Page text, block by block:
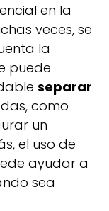
en la
veces, se
la
puede
separar
como
un
el uso de
ayudar a
sea